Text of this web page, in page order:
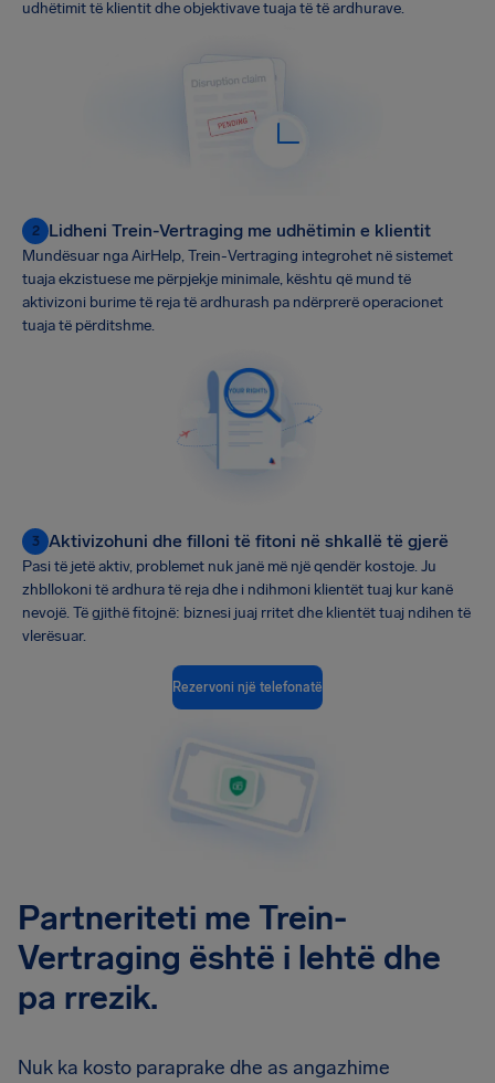
udhëtimit të klientit dhe objektivave tuaja të të ardhurave.
2 Lidheni Trein-Vertraging me udhëtimin e klientit
Mundësuar nga AirHelp, Trein-Vertraging integrohet në sistemet
tuaja ekzistuese me përpjekje minimale, kështu që mund të
aktivizoni burime të reja të ardhurash pa ndërprerë operacionet
tuaja të përditshme.
3 Aktivizohuni dhe filloni të fitoni në shkallë të gjerë
Pasi të jetë aktiv, problemet nuk janë më një qendër kostoje. Ju
zhbllokoni të ardhura të reja dhe i ndihmoni klientët tuaj kur kanë
nevojë. Të gjithë fitojnë: biznesi juaj rritet dhe klientët tuaj ndihen të
vlerësuar.
Rezervoni një telefonatë
Partneriteti me Trein-
Vertraging është i lehtë dhe
pa rrezik.
Nuk ka kosto paraprake dhe as angazhime